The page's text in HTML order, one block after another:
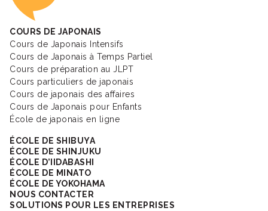
COURS DE JAPONAIS
Cours de Japonais Intensifs
Cours de Japonais à Temps Partiel
Cours de préparation au JLPT
Cours particuliers de japonais
Cours de japonais des affaires
Cours de Japonais pour Enfants
École de japonais en ligne
ÉCOLE DE SHIBUYA
ÉCOLE DE SHINJUKU
ÉCOLE D’IIDABASHI
ÉCOLE DE MINATO
ÉCOLE DE YOKOHAMA
NOUS CONTACTER
SOLUTIONS POUR LES ENTREPRISES